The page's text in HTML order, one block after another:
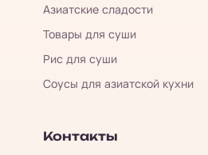
Азиатские сладости
Товары для суши
Рис для суши
Соусы для азиатской кухни
Контакты